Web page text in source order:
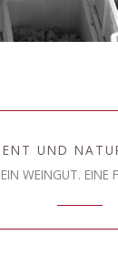
UND
EIN WEINGUT. EINE